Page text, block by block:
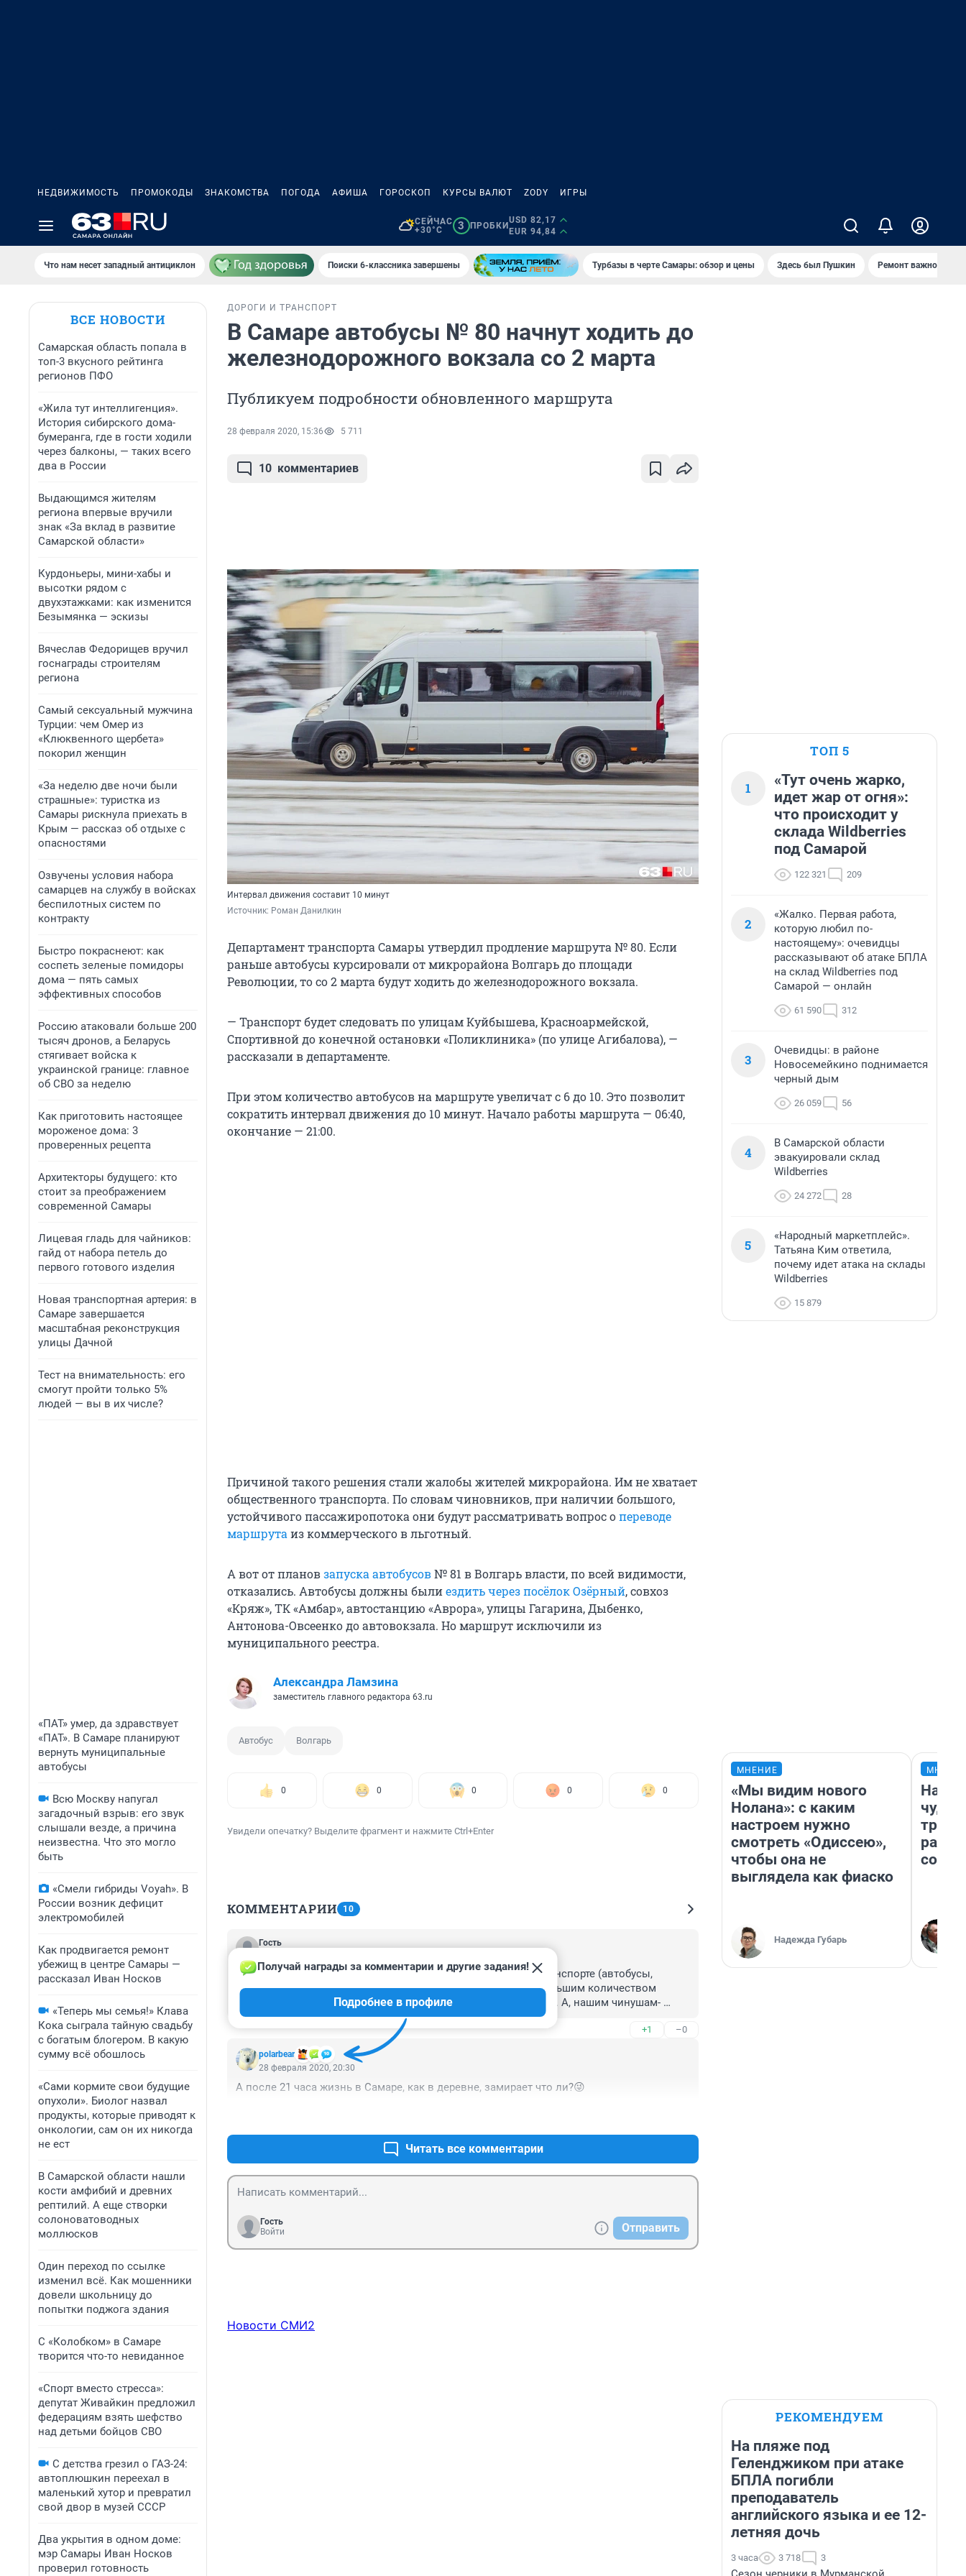
НЕДВИЖИМОСТЬ ПРОМОКОДЫ ЗНАКОМСТВА ПОГОДА АФИША ГОРОСКОП КУРСЫ ВАЛЮТ ZODY ИГРЫ
СЕЙЧАС
+30°C
3 ПРОБКИ
USD 82,17
EUR 94,84
Что нам несет западный антициклон Поиски 6-классника завершены Турбазы в черте Самары: обзор и цены Здесь был Пушкин Ремонт важного
ВСЕ НОВОСТИ
Самарская область попала в
топ-3 вкусного рейтинга
регионов ПФО
«Жила тут интеллигенция».
История сибирского дома-
бумеранга, где в гости ходили
через балконы, — таких всего
два в России
Выдающимся жителям
региона впервые вручили
знак «За вклад в развитие
Самарской области»
Курдоньеры, мини-хабы и
высотки рядом с
двухэтажками: как изменится
Безымянка — эскизы
Вячеслав Федорищев вручил
госнаграды строителям
региона
Самый сексуальный мужчина
Турции: чем Омер из
«Клюквенного щербета»
покорил женщин
«За неделю две ночи были
страшные»: туристка из
Самары рискнула приехать в
Крым — рассказ об отдыхе с
опасностями
Озвучены условия набора
самарцев на службу в войсках
беспилотных систем по
контракту
Быстро покраснеют: как
соспеть зеленые помидоры
дома — пять самых
эффективных способов
Россию атаковали больше 200
тысяч дронов, а Беларусь
стягивает войска к
украинской границе: главное
об СВО за неделю
Как приготовить настоящее
мороженое дома: 3
проверенных рецепта
Архитекторы будущего: кто
стоит за преображением
современной Самары
Лицевая гладь для чайников:
гайд от набора петель до
первого готового изделия
Новая транспортная артерия: в
Самаре завершается
масштабная реконструкция
улицы Дачной
Тест на внимательность: его
смогут пройти только 5%
людей — вы в их числе?
«ПАТ» умер, да здравствует
«ПАТ». В Самаре планируют
вернуть муниципальные
автобусы
Всю Москву напугал
загадочный взрыв: его звук
слышали везде, а причина
неизвестна. Что это могло
быть
«Смели гибриды Voyah». В
России возник дефицит
электромобилей
Как продвигается ремонт
убежищ в центре Самары —
рассказал Иван Носков
«Теперь мы семья!» Клава
Кока сыграла тайную свадьбу
с богатым блогером. В какую
сумму всё обошлось
«Сами кормите свои будущие
опухоли». Биолог назвал
продукты, которые приводят к
онкологии, сам он их никогда
не ест
В Самарской области нашли
кости амфибий и древних
рептилий. А еще створки
солоноватоводных
моллюсков
Один переход по ссылке
изменил всё. Как мошенники
довели школьницу до
попытки поджога здания
С «Колобком» в Самаре
творится что-то невиданное
«Спорт вместо стресса»:
депутат Живайкин предложил
федерациям взять шефство
над детьми бойцов СВО
С детства грезил о ГАЗ-24:
автоплюшкин переехал в
маленький хутор и превратил
свой двор в музей СССР
Два укрытия в одном доме:
мэр Самары Иван Носков
проверил готовность
ДОРОГИ И ТРАНСПОРТ
В Самаре автобусы № 80 начнут ходить до
железнодорожного вокзала со 2 марта
Публикуем подробности обновленного маршрута
28 февраля 2020, 15:36 5 711
10 комментариев
Интервал движения составит 10 минут
Источник: Роман Данилкин
Департамент транспорта Самары утвердил продление маршрута № 80. Если
раньше автобусы курсировали от микрорайона Волгарь до площади
Революции, то со 2 марта будут ходить до железнодорожного вокзала.
— Транспорт будет следовать по улицам Куйбышева, Красноармейской,
Спортивной до конечной остановки «Поликлиника» (по улице Агибалова), —
рассказали в департаменте.
При этом количество автобусов на маршруте увеличат с 6 до 10. Это позволит
сократить интервал движения до 10 минут. Начало работы маршрута — 06:40,
окончание — 21:00.
Причиной такого решения стали жалобы жителей микрорайона. Им не хватает
общественного транспорта. По словам чиновников, при наличии большого,
устойчивого пассажиропотока они будут рассматривать вопрос опереводе
маршрута из коммерческого в льготный.
А вот от плановзапуска автобусов№ 81 в Волгарь власти, по всей видимости,
отказались. Автобусы должны былиездить через посёлок Озёрный, совхоз
«Кряж», ТК «Амбар», автостанцию «Аврора», улицы Гагарина, Дыбенко,
Антонова-Овсеенко до автовокзала. Но маршрут исключили из
муниципального реестра.
Александра Ламзина
заместитель главного редактора 63.ru
Автобус Волгарь
0 0 0 0 0
Увидели опечатку? Выделите фрагмент и нажмите Ctrl+Enter
КОММЕНТАРИИ 10
Гость
Во многих странах Европы с 1 марта проезд на городском транспорте (автобусы,
трамваи) стал бесплатным. Таким образом там борются с большим количеством
автомобилей на дорогах (60%, жителей ездили на своих авто). А, нашим чинушам-
слабо принять такое решение. Какая бы польза была для города и его жителей, но у
них только о деньгах думы днём и ночью.
+1 –0
polarbear
Получай награды за комментарии и другие задания!
Подробнее в профиле
28 февраля 2020, 20:30
А после 21 часа жизнь в Самаре, как в деревне, замирает что ли?😜
Читать все комментарии
Гость
Войти
Отправить
Новости СМИ2
ТОП 5
1
«Тут очень жарко,
идет жар от огня»:
что происходит у
склада Wildberries
под Самарой
122 321 209
2
«Жалко. Первая работа,
которую любил по-
настоящему»: очевидцы
рассказывают об атаке БПЛА
на склад Wildberries под
Самарой — онлайн
61 590 312
3
Очевидцы: в районе
Новосемейкино поднимается
черный дым
26 059 56
4
В Самарской области
эвакуировали склад
Wildberries
24 272 28
5
«Народный маркетплейс».
Татьяна Ким ответила,
почему идет атака на склады
Wildberries
15 879
МНЕНИЕ
«Мы видим нового
Нолана»: с каким
настроем нужно
смотреть «Одиссею»,
чтобы она не
выглядела как фиаско
Надежда Губарь
РЕКОМЕНДУЕМ
На пляже под
Геленджиком при атаке
БПЛА погибли
преподаватель
английского языка и ее 12-
летняя дочь
3 часа 3 718 3